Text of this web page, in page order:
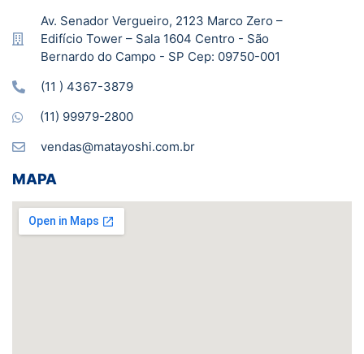
Av. Senador Vergueiro, 2123 Marco Zero –
Edifício Tower – Sala 1604 Centro - São
Bernardo do Campo - SP Cep: 09750-001
(11 ) 4367-3879
(11) 99979-2800
vendas@matayoshi.com.br
MAPA